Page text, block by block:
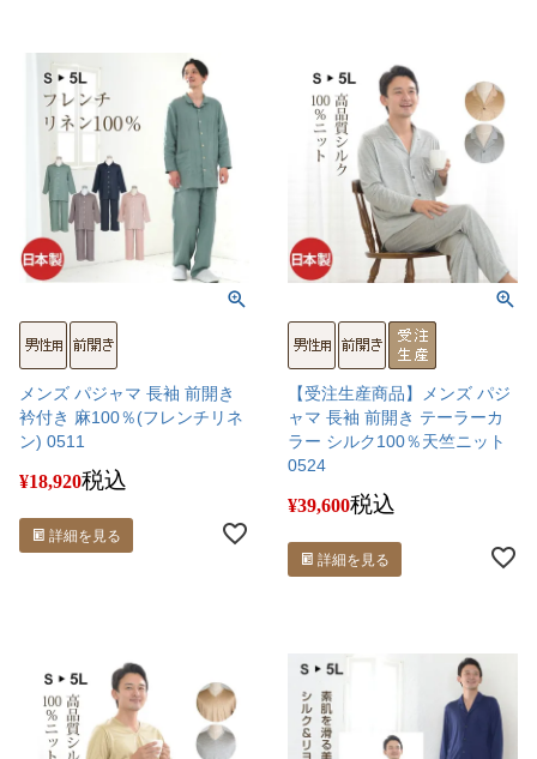
メンズ パジャマ 長袖 前開き
衿付き 麻100％(フレンチリネ
ン) 0511
¥18,920税込
詳細を見る
【受注生産商品】メンズ パジ
ャマ 長袖 前開き テーラーカ
ラー シルク100％天竺ニット
0524
¥39,600税込
詳細を見る